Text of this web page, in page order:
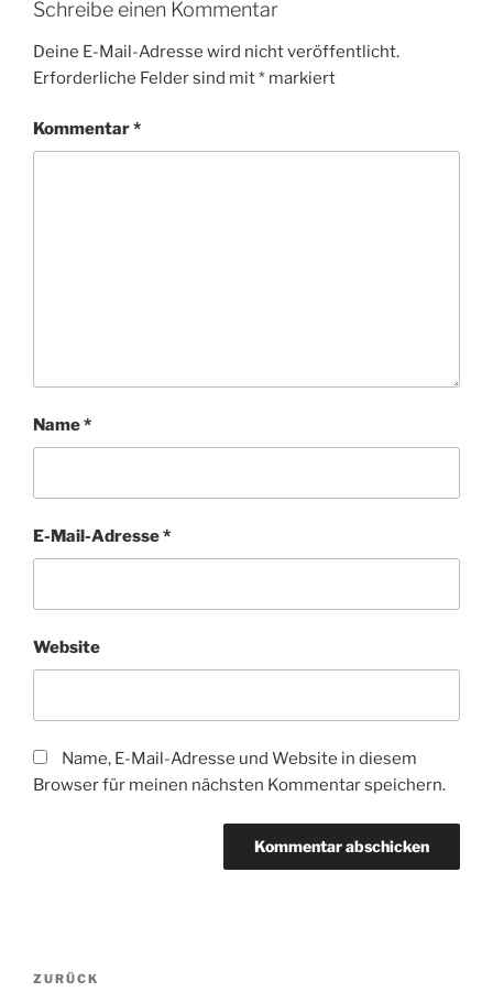
Schreibe einen Kommentar
Deine E-Mail-Adresse wird nicht veröffentlicht.
Erforderliche Felder sind mit* markiert
Kommentar*
Name*
E-Mail-Adresse*
Website
Name, E-Mail-Adresse und Website in diesem
Browser für meinen nächsten Kommentar speichern.
Beitragsnavigation
Vorheriger
ZURÜCK